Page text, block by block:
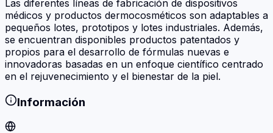
Las diferentes líneas de fabricación de dispositivos
médicos y productos dermocosméticos son adaptables a
pequeños lotes, prototipos y lotes industriales. Además,
se encuentran disponibles productos patentados y
propios para el desarrollo de fórmulas nuevas e
innovadoras basadas en un enfoque científico centrado
en el rejuvenecimiento y el bienestar de la piel.
Información